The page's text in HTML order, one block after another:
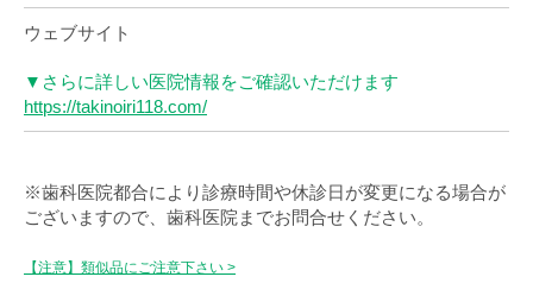
ウェブサイト
▼さらに詳しい医院情報をご確認いただけます
https://takinoiri118.com/
※歯科医院都合により診療時間や休診日が変更になる場合が
ございますので、歯科医院までお問合せください。
【注意】類似品にご注意下さい >